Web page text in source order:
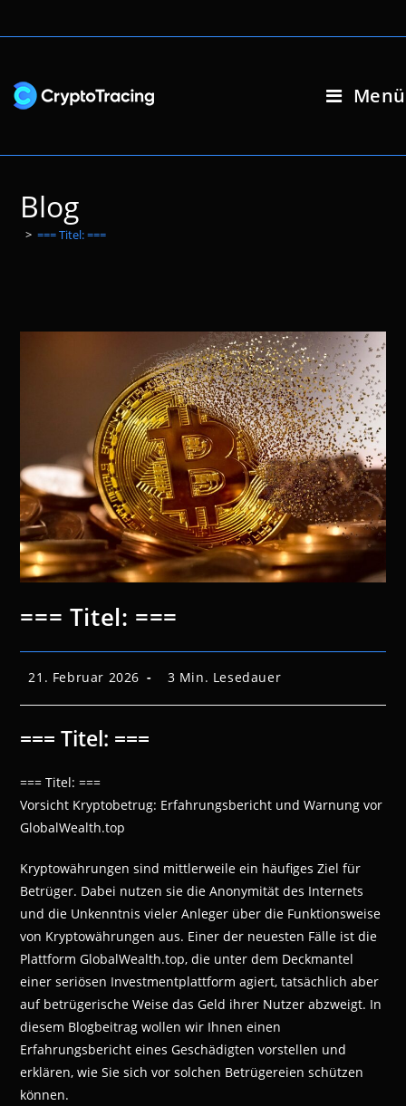
Inhalt
Menü
Blog
> === Titel: ===
=== Titel: ===
Beitrag
21. Februar 2026 Lesedauer:
3 Min. Lesedauer
=== Titel: ===
=== Titel: ===
Vorsicht Kryptobetrug: Erfahrungsbericht und Warnung vor
GlobalWealth.top
Kryptowährungen sind mittlerweile ein häufiges Ziel für
Betrüger. Dabei nutzen sie die Anonymität des Internets
und die Unkenntnis vieler Anleger über die Funktionsweise
von Kryptowährungen aus. Einer der neuesten Fälle ist die
Plattform GlobalWealth.top, die unter dem Deckmantel
einer seriösen Investmentplattform agiert, tatsächlich aber
auf betrügerische Weise das Geld ihrer Nutzer abzweigt. In
diesem Blogbeitrag wollen wir Ihnen einen
Erfahrungsbericht eines Geschädigten vorstellen und
erklären, wie Sie sich vor solchen Betrügereien schützen
können.